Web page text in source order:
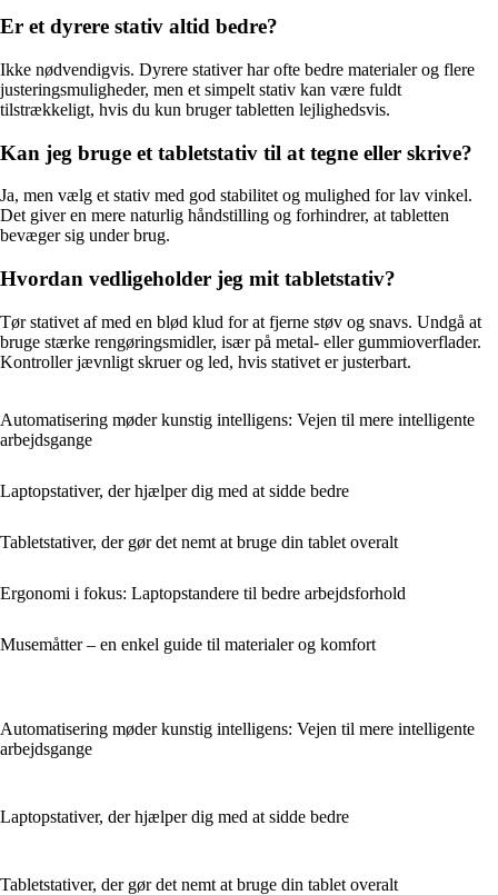
Er et dyrere stativ altid bedre?
Ikke nødvendigvis. Dyrere stativer har ofte bedre materialer og flere
justeringsmuligheder, men et simpelt stativ kan være fuldt
tilstrækkeligt, hvis du kun bruger tabletten lejlighedsvis.
Kan jeg bruge et tabletstativ til at tegne eller skrive?
Ja, men vælg et stativ med god stabilitet og mulighed for lav vinkel.
Det giver en mere naturlig håndstilling og forhindrer, at tabletten
bevæger sig under brug.
Hvordan vedligeholder jeg mit tabletstativ?
Tør stativet af med en blød klud for at fjerne støv og snavs. Undgå at
bruge stærke rengøringsmidler, især på metal- eller gummioverflader.
Kontroller jævnligt skruer og led, hvis stativet er justerbart.
Automatisering møder kunstig intelligens: Vejen til mere intelligente
arbejdsgange
Laptopstativer, der hjælper dig med at sidde bedre
Tabletstativer, der gør det nemt at bruge din tablet overalt
Ergonomi i fokus: Laptopstandere til bedre arbejdsforhold
Musemåtter – en enkel guide til materialer og komfort
Automatisering møder kunstig intelligens: Vejen til mere intelligente
arbejdsgange
Laptopstativer, der hjælper dig med at sidde bedre
Tabletstativer, der gør det nemt at bruge din tablet overalt